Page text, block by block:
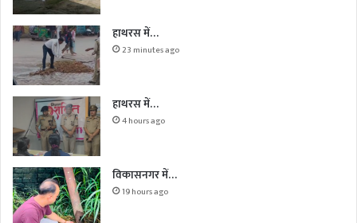
हाथरस में…
23 minutes ago
हाथरस में…
4 hours ago
विकासनगर में…
19 hours ago